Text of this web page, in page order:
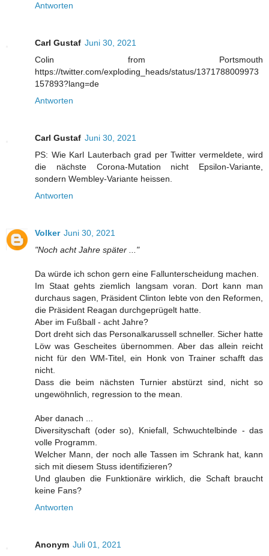
Antworten
Carl Gustaf Juni 30, 2021
Colin from Portsmouth
https://twitter.com/exploding_heads/status/1371788009973
157893?lang=de
Antworten
Carl Gustaf Juni 30, 2021
PS: Wie Karl Lauterbach grad per Twitter vermeldete, wird
die nächste Corona-Mutation nicht Epsilon-Variante,
sondern Wembley-Variante heissen.
Antworten
Volker Juni 30, 2021
"Noch acht Jahre später ..."
Da würde ich schon gern eine Fallunterscheidung machen.
Im Staat gehts ziemlich langsam voran. Dort kann man
durchaus sagen, Präsident Clinton lebte von den Reformen,
die Präsident Reagan durchgeprügelt hatte.
Aber im Fußball - acht Jahre?
Dort dreht sich das Personalkarussell schneller. Sicher hatte
Löw was Gescheites übernommen. Aber das allein reicht
nicht für den WM-Titel, ein Honk von Trainer schafft das
nicht.
Dass die beim nächsten Turnier abstürzt sind, nicht so
ungewöhnlich, regression to the mean.
Aber danach ...
Diversityschaft (oder so), Kniefall, Schwuchtelbinde - das
volle Programm.
Welcher Mann, der noch alle Tassen im Schrank hat, kann
sich mit diesem Stuss identifizieren?
Und glauben die Funktionäre wirklich, die Schaft braucht
keine Fans?
Antworten
Anonym Juli 01, 2021